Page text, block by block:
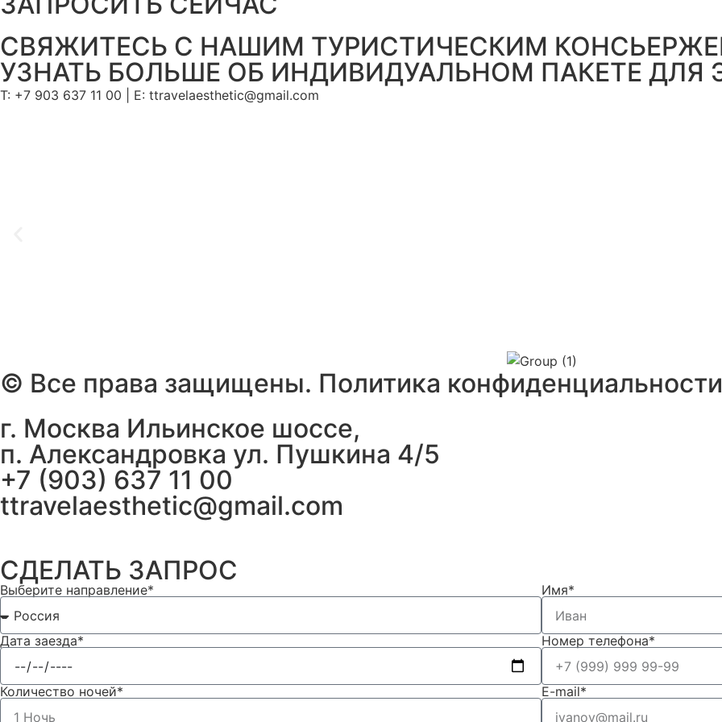
СВЯЖИТЕСЬ С НАШИМ ТУРИСТИЧЕСКИМ
УЗНАТЬ БОЛЬШЕ ОБ ИНДИВИДУАЛЬНОМ ПАКЕТЕ ДЛЯ
T: +7 903 637 11 00 | Е: ttravelaesthetic@gmail.com
©️ Все права защищены. Политика конфиденциальности
г. Москва Ильинское шоссе,
п. Александровка ул. Пушкина 4/5
+7 (903) 637 11 00
ttravelaesthetic@gmail.com
СДЕЛАТЬ ЗАПРОС
Выберите направление* Имя*
Дата заезда* Номер телефона*
Количество ночей* E-mail*